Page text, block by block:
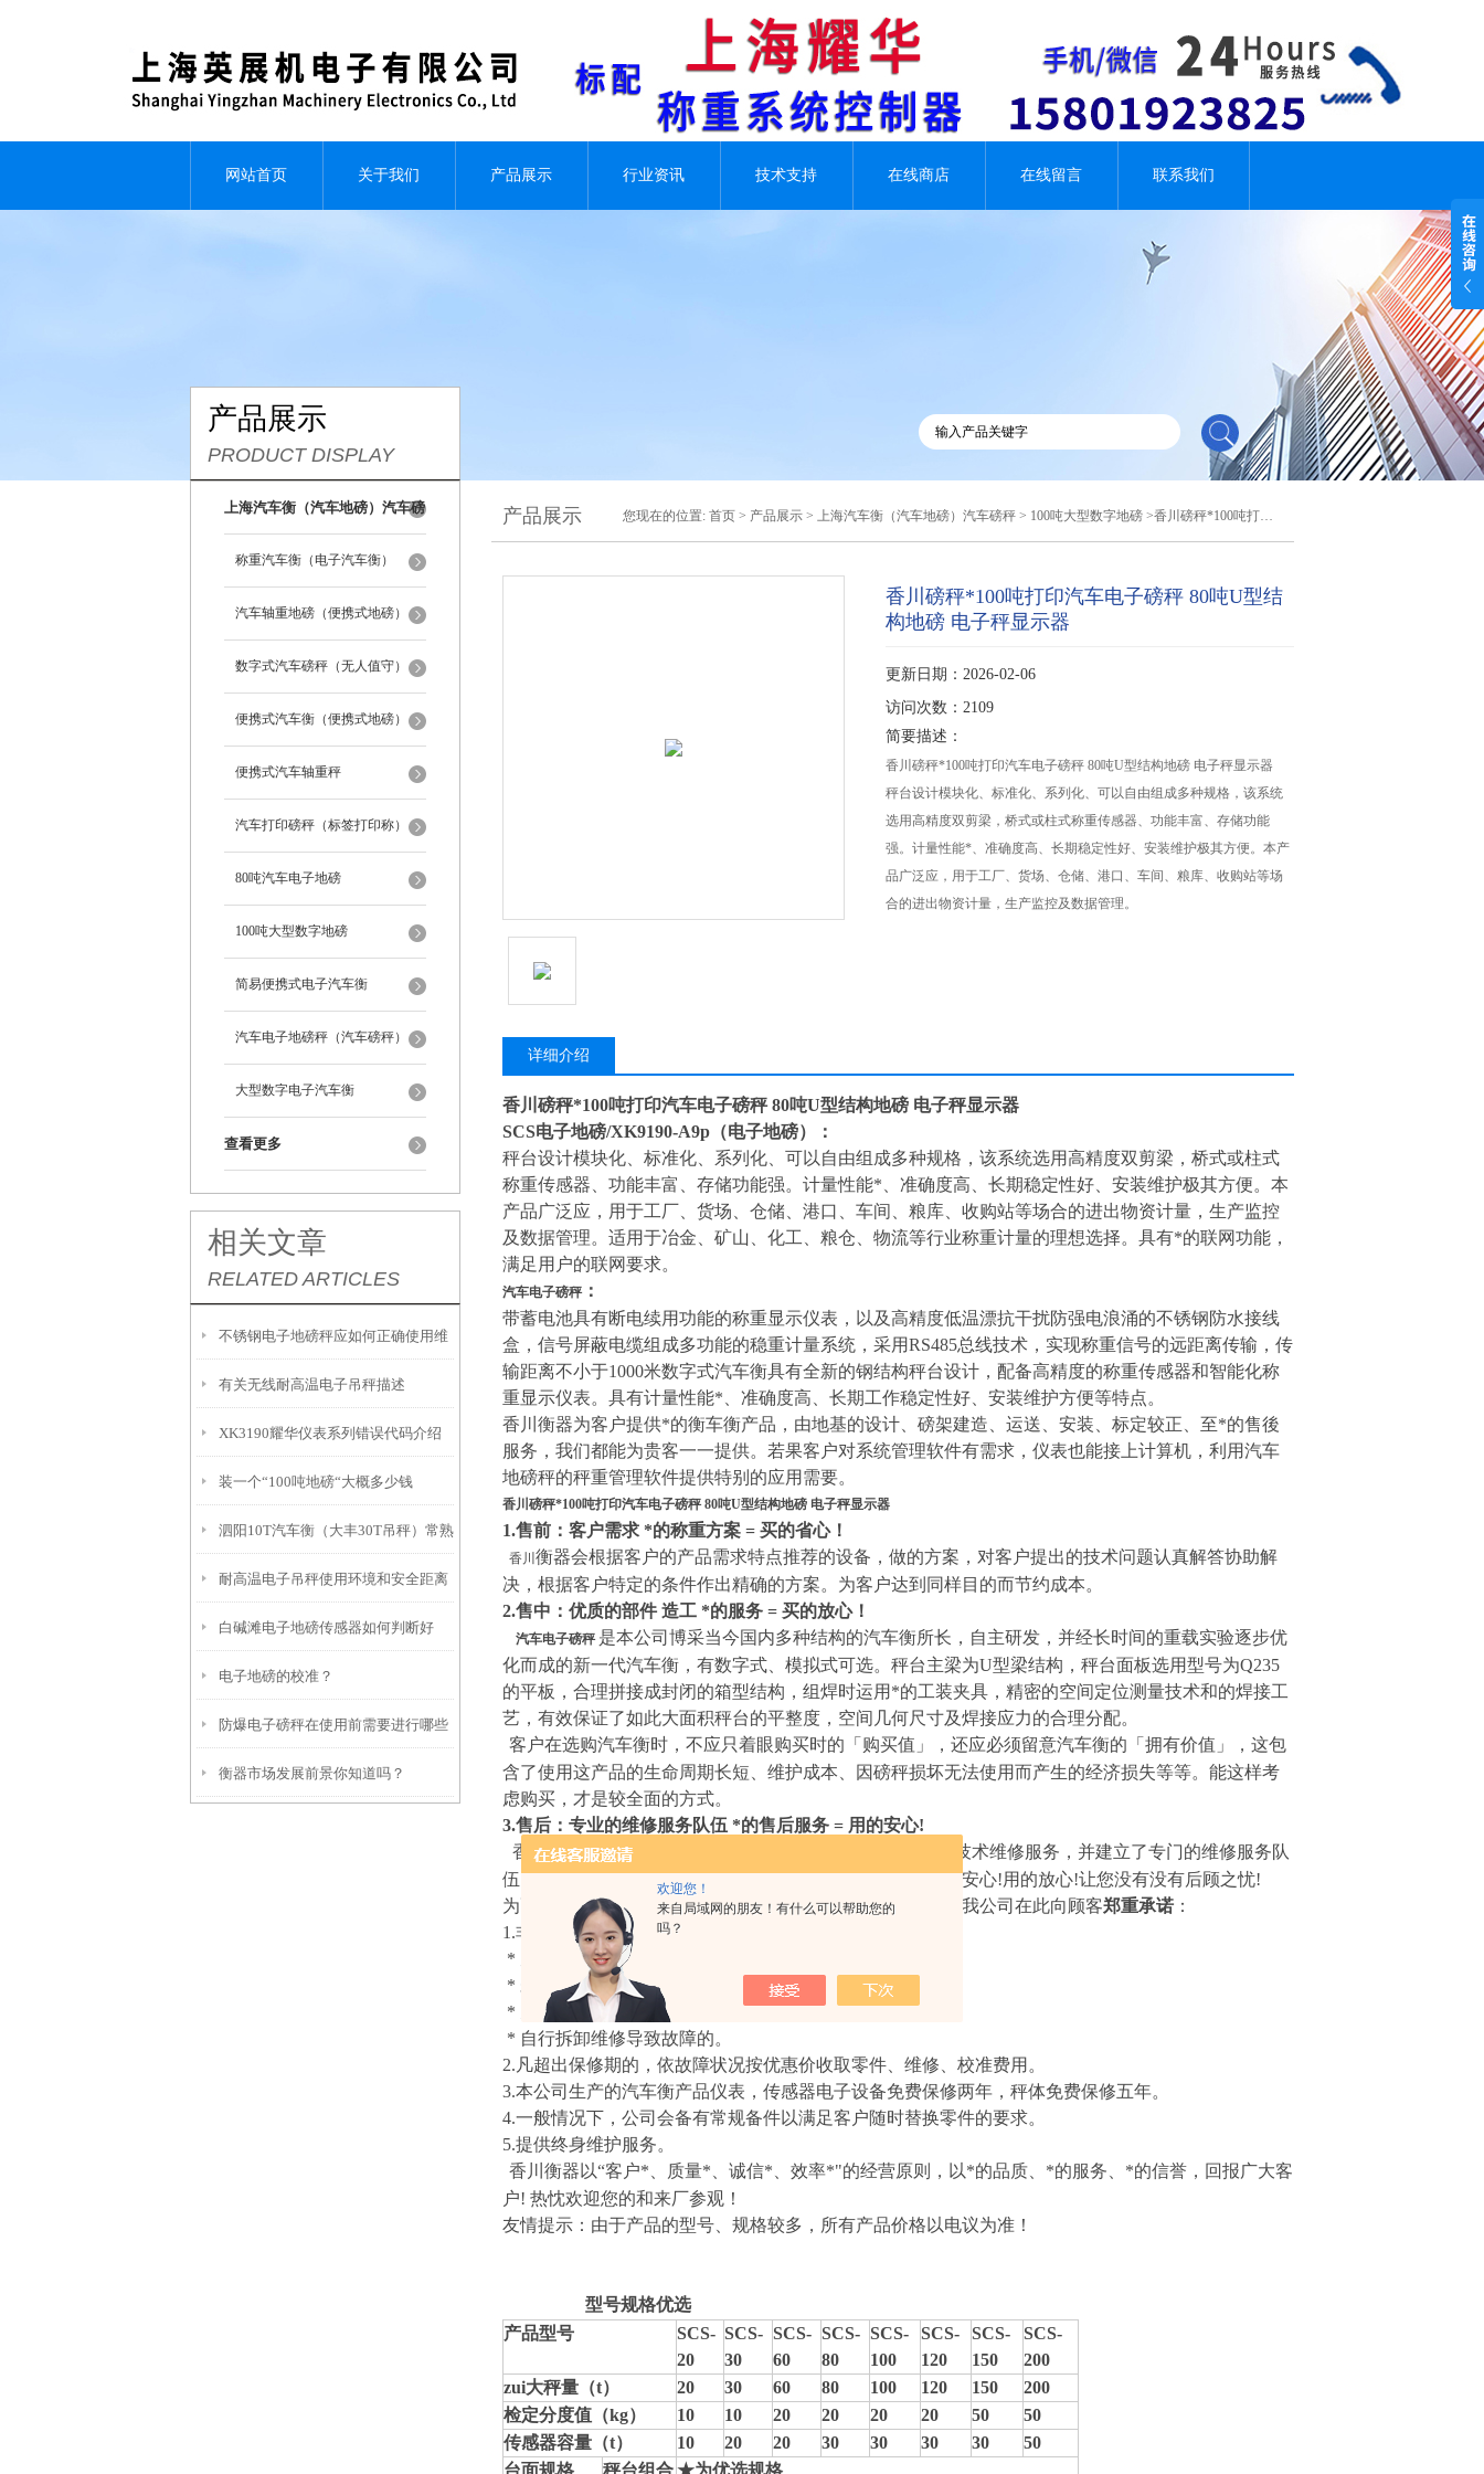
欢迎您！
来自局域网的朋友！有什么可以帮助您的
吗？
网站首页 关于我们 产品展示 行业资讯 技术支持 在线商店 在线留言 联系我们
产品展示
PRODUCT DISPLAY
上海汽车衡（汽车地磅）汽车磅
秤称重汽车衡（电子汽车衡）
汽车轴重地磅（便携式地磅）
数字式汽车磅秤（无人值守）
便携式汽车衡（便携式地磅）
便携式汽车轴重秤
汽车打印磅秤（标签打印称）
80吨汽车电子地磅
100吨大型数字地磅
简易便携式电子汽车衡
汽车电子地磅秤（汽车磅秤）
大型数字电子汽车衡
查看更多
相关文章
RELATED ARTICLES
不锈钢电子地磅秤应如何正确使用维
护
有关无线耐高温电子吊秤描述
XK3190耀华仪表系列错误代码介绍
装一个“100吨地磅“大概多少钱
泗阳10T汽车衡（大丰30T吊秤）常熟
轴重秤）邗江100T地磅
耐高温电子吊秤使用环境和安全距离
白碱滩电子地磅传感器如何判断好
坏？
电子地磅的校准？
防爆电子磅秤在使用前需要进行哪些
准备工作？
衡器市场发展前景你知道吗？
产品展示 您现在的位置: 首页 > 产品展示 > 上海汽车衡（汽车地磅）汽车磅秤 > 100吨大型数字地磅 >香川磅秤*100吨打印汽车电子磅秤 80吨U型结构地磅 电子秤显示器
香川磅秤*100吨打印汽车电子磅秤 80吨U型结
构地磅 电子秤显示器
更新日期：2026-02-06
访问次数：2109
简要描述：
香川磅秤*100吨打印汽车电子磅秤 80吨U型结构地磅 电子秤显示器
秤台设计模块化、标准化、系列化、可以自由组成多种规格，该系统
选用高精度双剪梁，桥式或柱式称重传感器、功能丰富、存储功能
强。计量性能*、准确度高、长期稳定性好、安装维护极其方便。本产
品广泛应，用于工厂、货场、仓储、港口、车间、粮库、收购站等场
合的进出物资计量，生产监控及数据管理。
详细介绍
香川磅秤*100吨打印汽车电子磅秤 80吨U型结构地磅 电子秤显示器
SCS电子地磅/XK9190-A9p（电子地磅）：
秤台设计模块化、标准化、系列化、可以自由组成多种规格，该系统选用高精度双剪梁，桥式或柱式
称重传感器、功能丰富、存储功能强。计量性能*、准确度高、长期稳定性好、安装维护极其方便。本
产品广泛应，用于工厂、货场、仓储、港口、车间、粮库、收购站等场合的进出物资计量，生产监控
及数据管理。适用于冶金、矿山、化工、粮仓、物流等行业称重计量的理想选择。具有*的联网功能，
满足用户的联网要求。
汽车电子磅秤：
带蓄电池具有断电续用功能的称重显示仪表，以及高精度低温漂抗干扰防强电浪涌的不锈钢防水接线
盒，信号屏蔽电缆组成多功能的稳重计量系统，采用RS485总线技术，实现称重信号的远距离传输，传
输距离不小于1000米数字式汽车衡具有全新的钢结构秤台设计，配备高精度的称重传感器和智能化称
重显示仪表。具有计量性能*、准确度高、长期工作稳定性好、安装维护方便等特点。
香川衡器为客户提供*的衡车衡产品，由地基的设计、磅架建造、运送、安装、标定较正、至*的售後
服务，我们都能为贵客一一提供。若果客户对系统管理软件有需求，仪表也能接上计算机，利用汽车
地磅秤的秤重管理软件提供特别的应用需要。
香川磅秤*100吨打印汽车电子磅秤 80吨U型结构地磅 电子秤显示器
1.售前：客户需求 *的称重方案 = 买的省心！
香川 衡器会根据客户的产品需求特点推荐的设备，做的方案，对客户提出的技术问题认真解答协助解
决，根据客户特定的条件作出精确的方案。为客户达到同样目的而节约成本。
2.售中：优质的部件 造工 *的服务 = 买的放心！
汽车电子磅秤 是本公司博采当今国内多种结构的汽车衡所长，自主研发，并经长时间的重载实验逐步优
化而成的新一代汽车衡，有数字式、模拟式可选。秤台主梁为U型梁结构，秤台面板选用型号为Q235
的平板，合理拼接成封闭的箱型结构，组焊时运用*的工装夹具，精密的空间定位测量技术和的焊接工
艺，有效保证了如此大面积秤台的平整度，空间几何尺寸及焊接应力的合理分配。
客户在选购汽车衡时，不应只着眼购买时的「购买值」，还应必须留意汽车衡的「拥有价值」，这包
含了使用这产品的生命周期长短、维护成本、因磅秤损坏无法使用而产生的经济损失等等。能这样考
虑购买，才是较全面的方式。
3.售后：专业的维修服务队伍 *的售后服务 = 用的安心!
香川衡器拥有专业的技术人员从事各类计量衡器／仪器的技术维修服务，并建立了专门的维修服务队
伍，能提供给客户更好更及时的维修和售后服务。让您买的安心!用的放心!让您没有没有后顾之忧!
为配合顾客进一步做好产品售后维修、保养等服务性工作，我公司在此向顾客郑重承诺 ：
1.非保修范围：
* 凡属于安装、使用、保管不当而导致故障的。
* 未按规定使用电源而导致故障的。
* 天灾、地变、鼠患、虫害导致故障的。
* 自行拆卸维修导致故障的。
2.凡超出保修期的，依故障状况按优惠价收取零件、维修、校准费用。
3.本公司生产的汽车衡产品仪表，传感器电子设备免费保修两年，秤体免费保修五年。
4.一般情况下，公司会备有常规备件以满足客户随时替换零件的要求。
5.提供终身维护服务。
香川衡器以“客户*、质量*、诚信*、效率*"的经营原则，以*的品质、*的服务、*的信誉，回报广大客
户! 热忱欢迎您的和来厂参观！
友情提示：由于产品的型号、规格较多，所有产品价格以电议为准！
型号规格优选
产品型号
SCS-
20
SCS-
30
SCS-
60
SCS-
80
SCS-
100
SCS-
120
SCS-
150
SCS-
200
zui大秤量（t）
20 30 60 80 100 120 150
200
检定分度值（kg）
10 10 20 20 20 20 50
50
传感器容量（t）
10 20 20 30 30 30 30
50
台面规格
秤台组合★为优选规格